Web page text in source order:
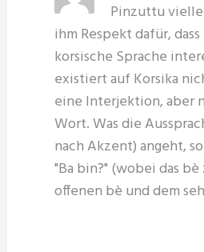
Pinzuttu
ihm Respekt dafür,
korsische Sprache
existiert auf Korsika
eine Interjektion, aber
Wort. Was die
nach Akzent) angeht,
"Ba bin?" (wobei das
offenen bè und dem